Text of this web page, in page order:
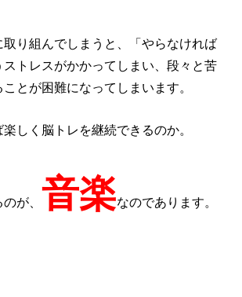
り組んでしまうと、「やらなければ
トレスがかかってしまい、段々と苦
とが困難になってしまいます。
しく脳トレを継続できるのか。
が、 音楽なのであります。